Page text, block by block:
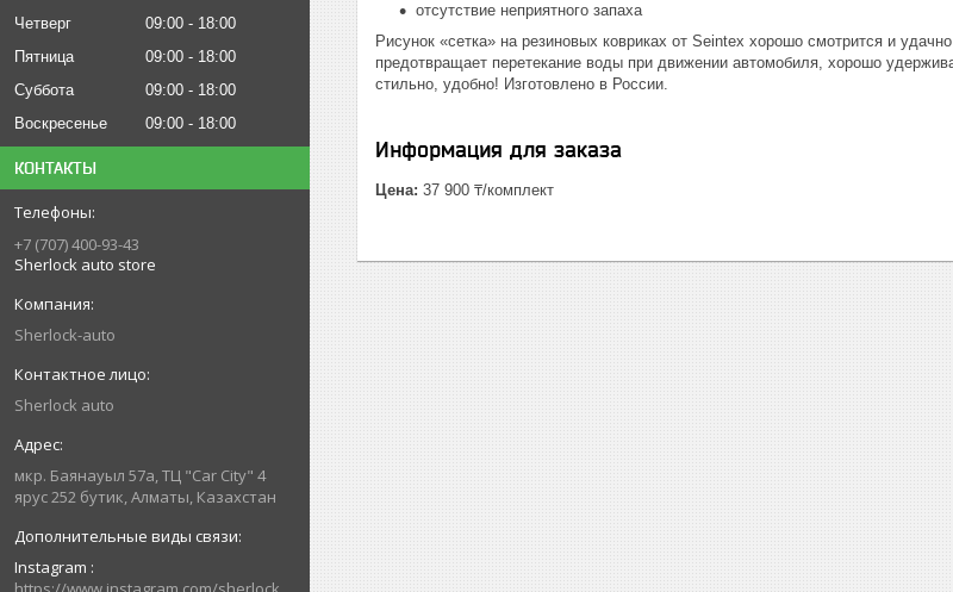
Четверг
09:00
18:00
Пятница
09:00
18:00
Суббота
09:00
18:00
Воскресенье
09:00 18:00
КОНТАКТЫ
+7 (707) 400-93-43
Sherlock auto store
Sherlock-auto
Sherlock auto
мкр. Баянауыл 57а, ТЦ "Car Сity" 4
ярус 252 бутик, Алматы, Казахстан
Instagram
отсутствие неприятного запаха
Рисунок «сетка» на резиновых ковриках от Seintex хорошо смотрится и
предотвращает перетекание воды при движении автомобиля, хорошо
стильно, удобно! Изготовлено в России.
Информация для заказа
Цена: 37 900 ₸/комплект